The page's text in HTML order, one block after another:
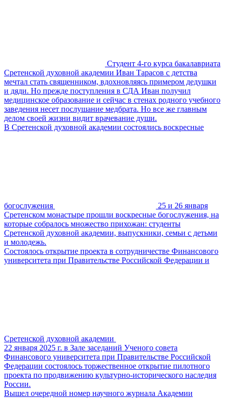
Студент 4-го курса бакалавриата
Сретенской духовной академии Иван Тарасов с детства
мечтал стать священником, вдохновляясь примером дедушки
и дяди. Но прежде поступления в СДА Иван получил
медицинское образование и сейчас в стенах родного учебного
заведения несет послушание медбрата. Но все же главным
делом своей жизни видит врачевание души.
В Сретенской духовной академии состоялись воскресные
богослужения
25 и 26 января
Сретенском монастыре прошли воскресные богослужения, на
которые собралось множество прихожан: студенты
Сретенской духовной академии, выпускники, семьи с детьми
и молодежь.
Состоялось открытие проекта в сотрудничестве Финансового
университета при Правительстве Российской Федерации и
Сретенской духовной академии
22 января 2025 г. в Зале заседаний Ученого совета
Финансового университета при Правительстве Российской
Федерации состоялось торжественное открытие пилотного
проекта по продвижению культурно-исторического наследия
России.
Вышел очередной номер научного журнала Академии